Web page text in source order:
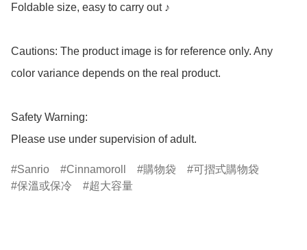
Foldable size, easy to carry out ♪
Cautions: The product image is for reference only. Any
color variance depends on the real product.
Safety Warning:
Please use under supervision of adult.
Sanrio Cinnamoroll 購物袋
可摺式購物袋
保溫或保冷
超大容量